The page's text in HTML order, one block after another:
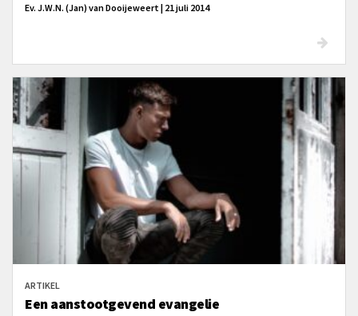
Ev. J.W.N. (Jan) van Dooijeweert | 21 juli 2014
ARTIKEL
Een aanstootgevend evangelie